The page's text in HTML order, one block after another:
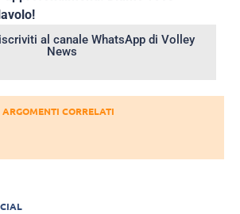
al canale WhatsApp di Volley
News
ARGOMENTI CORRELATI